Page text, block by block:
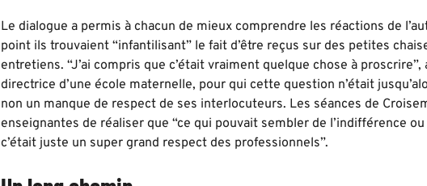
Le dialogue a permis à chacun de mieux comprendre les réactions de
point ils trouvaient “infantilisant” le fait d’être reçus sur des petites
entretiens. “J’ai compris que c’était vraiment quelque chose à
directrice d’une école maternelle, pour qui cette question n’était
non un manque de respect de ses interlocuteurs. Les séances de
enseignantes de réaliser que “ce qui pouvait sembler de l’indifférence
c’était juste un super grand respect des professionnels”.